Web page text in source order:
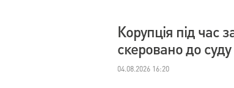
Корупція під час
скеровано до суду
04.08.2026 16:20